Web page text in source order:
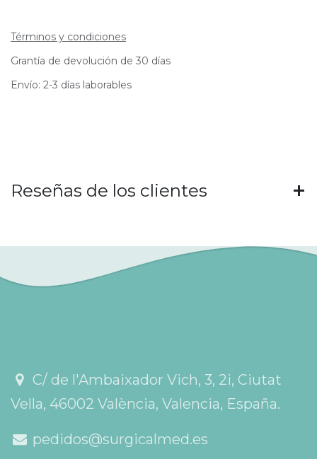
Términos y condiciones
Grantía de devolución de 30 días
Envío: 2-3 días laborables
Reseñas de los clientes
C/ de l'Ambaixador Vich, 3, 2i, Ciutat
Vella, 46002 València, Valencia, España.
pedidos@surgicalmed.es